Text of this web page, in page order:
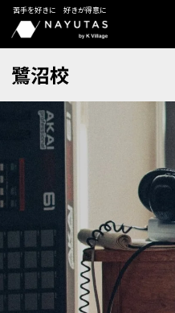
苦手を好きに 好きが得意に
鷺沼校